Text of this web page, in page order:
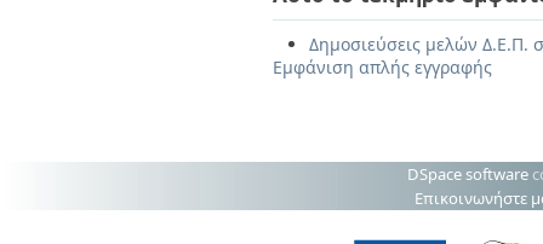
Δημοσιεύσεις μελών Δ.Ε.Π.
Εμφάνιση απλής εγγραφής
DSpace software
Επικοινωνήστε